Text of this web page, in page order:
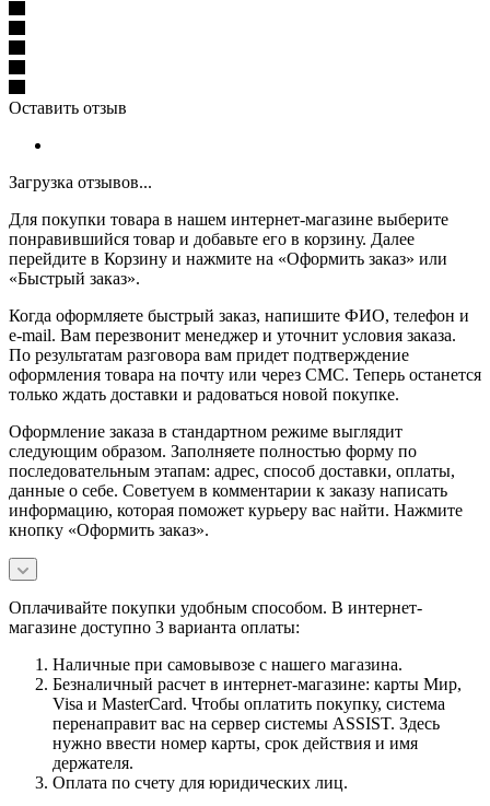
Оставить отзыв
Загрузка отзывов...
Для покупки товара в нашем интернет-магазине выберите
понравившийся товар и добавьте его в корзину. Далее
перейдите в Корзину и нажмите на «Оформить заказ» или
«Быстрый заказ».
Когда оформляете быстрый заказ, напишите ФИО, телефон и
e-mail. Вам перезвонит менеджер и уточнит условия заказа.
По результатам разговора вам придет подтверждение
оформления товара на почту или через СМС. Теперь останется
только ждать доставки и радоваться новой покупке.
Оформление заказа в стандартном режиме выглядит
следующим образом. Заполняете полностью форму по
последовательным этапам: адрес, способ доставки, оплаты,
данные о себе. Советуем в комментарии к заказу написать
информацию, которая поможет курьеру вас найти. Нажмите
кнопку «Оформить заказ».
Оплачивайте покупки удобным способом. В интернет-
магазине доступно 3 варианта оплаты:
Наличные при самовывозе с нашего магазина.
Безналичный расчет в интернет-магазине: карты Мир,
Visa и MasterCard. Чтобы оплатить покупку, система
перенаправит вас на сервер системы ASSIST. Здесь
нужно ввести номер карты, срок действия и имя
держателя.
Оплата по счету для юридических лиц.